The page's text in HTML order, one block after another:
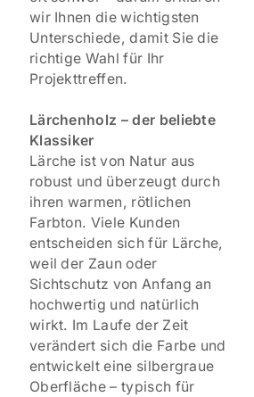
wir Ihnen die wichtigsten
Unterschiede, damit Sie die
richtige Wahl für Ihr
Projekttreffen.
Lärchenholz – der beliebte
Klassiker
Lärche ist von Natur aus
robust und überzeugt durch
ihren warmen, rötlichen
Farbton. Viele Kunden
entscheiden sich für Lärche,
weil der Zaun oder
Sichtschutz von Anfang an
hochwertig und natürlich
wirkt. Im Laufe der Zeit
verändert sich die Farbe und
entwickelt eine silbergraue
Oberfläche – typisch für